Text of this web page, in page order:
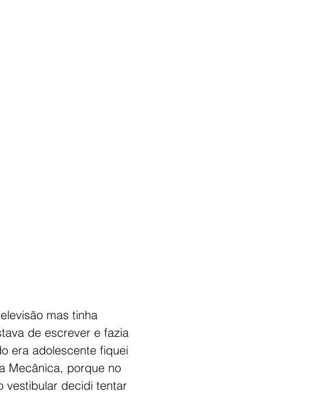
mas tinha
de escrever e fazia
era adolescente fiquei
Mecânica, porque no
vestibular decidi tentar